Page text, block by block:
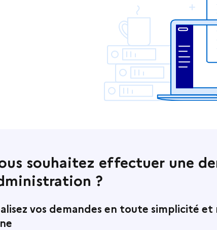
souhaitez effectuer une
?
vos demandes en toute simplicité